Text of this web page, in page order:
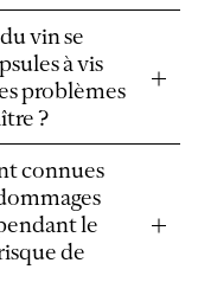
vin se
à vis
problèmes
?
connues
le
de